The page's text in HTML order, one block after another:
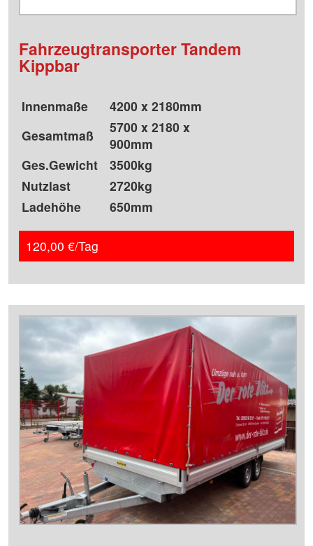
Fahrzeugtransporter Tandem
Kippbar
Innenmaße
4200 x 2180mm
Gesamtmaß
5700 x 2180 x
900mm
Ges.Gewicht
3500kg
Nutzlast
2720kg
Ladehöhe
650mm
120,00 €/Tag